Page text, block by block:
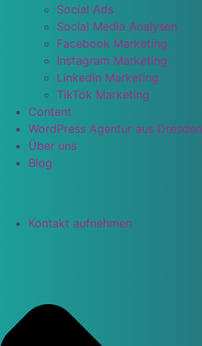
Social Ads
Social Media Analysen
Facebook Marketing
Instagram Marketing
LinkedIn Marketing
TikTok Marketing
Content
WordPress Agentur aus Dresden
Über uns
Blog
Kontakt aufnehmen